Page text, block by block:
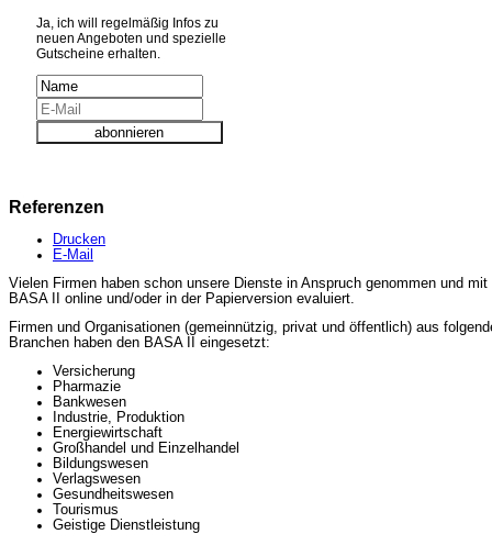
Ja, ich will regelmäßig Infos zu
neuen Angeboten und spezielle
Gutscheine erhalten.
Referenzen
Drucken
E-Mail
Vielen Firmen haben schon unsere Dienste in Anspruch genommen und mit
BASA II online und/oder in der Papierversion evaluiert.
Firmen und Organisationen (gemeinnützig, privat und öffentlich) aus
Branchen haben den BASA II eingesetzt:
Versicherung
Pharmazie
Bankwesen
Industrie, Produktion
Energiewirtschaft
Großhandel und Einzelhandel
Bildungswesen
Verlagswesen
Gesundheitswesen
Tourismus
Geistige Dienstleistung